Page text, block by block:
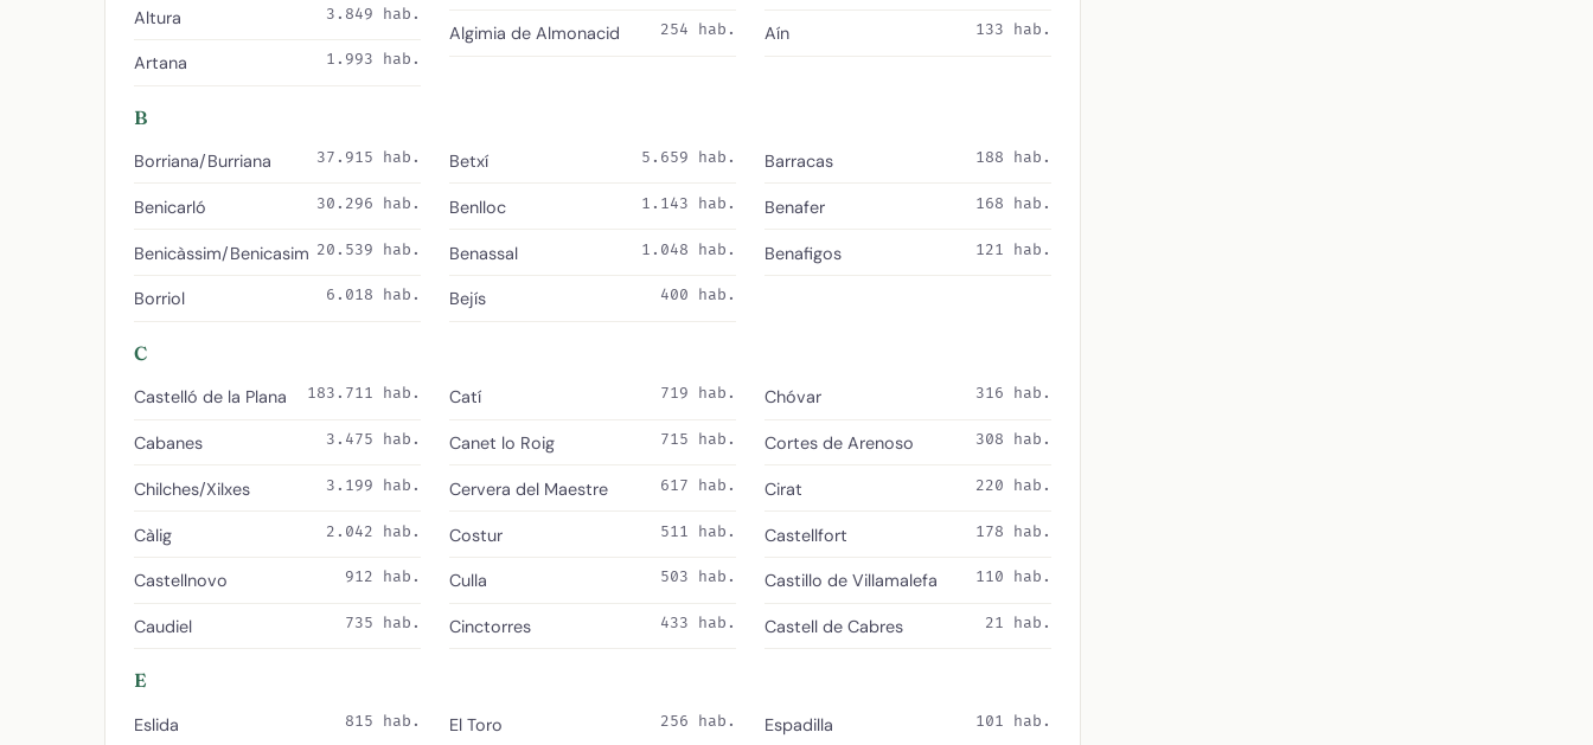
Altura 3.849 hab.
Artana 1.993 hab.
Algimia de Almonacid 254 hab. Aín 133 hab.
B
Borriana/Burriana 37.915 hab.
Benicarló 30.296 hab.
Benicàssim/Benicasim 20.539 hab.
Borriol 6.018 hab.
Betxí 5.659 hab.
Benlloc 1.143 hab.
Benassal 1.048 hab.
Bejís 400 hab.
Barracas 188 hab.
Benafer 168 hab.
Benafigos 121 hab.
C
Castelló de la Plana 183.711 hab.
Cabanes 3.475 hab.
Chilches/Xilxes 3.199 hab.
Càlig 2.042 hab.
Castellnovo 912 hab.
Caudiel 735 hab.
Catí 719 hab.
Canet lo Roig 715 hab.
Cervera del Maestre 617 hab.
Costur 511 hab.
Culla 503 hab.
Cinctorres 433 hab.
Chóvar 316 hab.
Cortes de Arenoso 308 hab.
Cirat 220 hab.
Castellfort 178 hab.
Castillo de Villamalefa 110 hab.
Castell de Cabres 21 hab.
E
Eslida 815 hab. El Toro 256 hab. Espadilla 101 hab.